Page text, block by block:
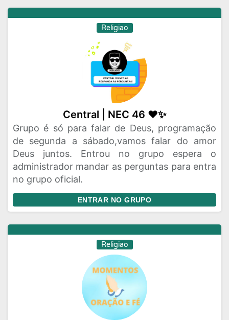
Religiao
Central | NEC 46 ❤️✨
Grupo é só para falar de Deus, programação
de segunda a sábado,vamos falar do amor
Deus juntos. Entrou no grupo espera o
administrador mandar as perguntas para entra
no grupo oficial.
ENTRAR NO GRUPO
Religiao